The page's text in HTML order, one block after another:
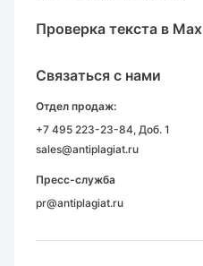
Проверка текста в Max
Связаться с нами
Отдел продаж:
+7 495 223-23-84, Доб. 1
sales@antiplagiat.ru
Пресс-служба
pr@antiplagiat.ru